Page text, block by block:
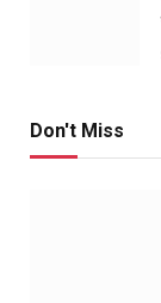
Don't Miss